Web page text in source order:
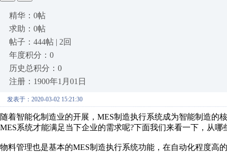
精华：0帖
求助：0帖
帖子：444帖 | 2回
年度积分：0
历史总积分：0
注册：1900年1月01日
发表于：2020-03-02 15:21:30
随着智能化制造业的开展，MES制造执行系统成为智能制造的
MES系统才能满足当下企业的需求呢?下面我们来看一下，从哪
物料管理也是基本的MES制造执行系统功能，在自动化程度高